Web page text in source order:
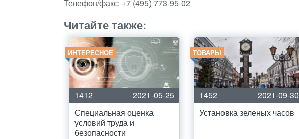
Телефон/факс: +7 (495) 773-95-02
Читайте также:
ИНТЕРЕСНОЕ
1412
2021-05-25
Специальная оценка
условий труда и
безопасности
ТОВАРЫ
1452
2021-09-30
Установка зеленых часов